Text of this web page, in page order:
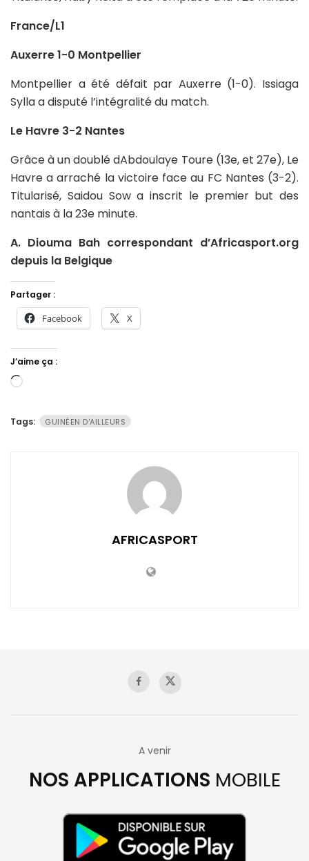
France/L1
Auxerre 1-0 Montpellier
Montpellier a été défait par Auxerre (1-0). Issiaga
Sylla a disputé l’intégralité du match.
Le Havre 3-2 Nantes
Grâce à un doublé dAbdoulaye Toure (13e, et 27e), Le
Havre a arraché la victoire face au FC Nantes (3-2).
Titularisé, Saidou Sow a inscrit le premier but des
nantais à la 23e minute.
A. Diouma Bah correspondant d’Africasport.org
depuis la Belgique
Partager :
Facebook X
J’aime ça :
Chargement…
Tags: GUINÉEN D'AILLEURS
AFRICASPORT
A venir
NOS APPLICATIONS MOBILE